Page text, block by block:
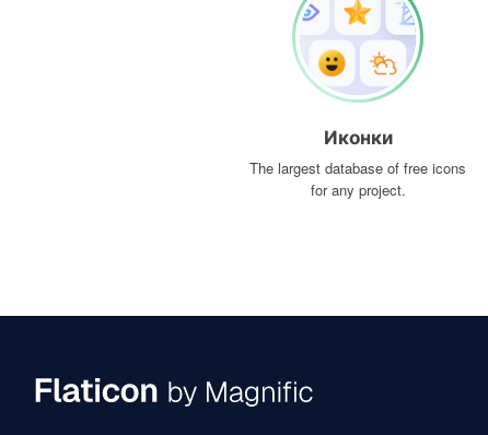
Иконки
The largest database of free icons
for any project.